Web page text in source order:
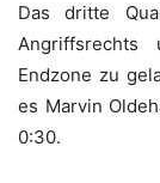
Das dritte
Endzone zu
es Marvin
0:30.